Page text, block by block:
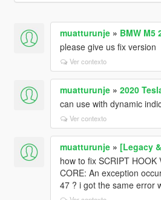
muatturunje» BMW M5
please give us fix version
Ver contexto
muatturunje» 2020
can use with dynamic
Ver contexto
muatturunje» [Legacy
how to fix SCRIPT HOOK
CORE: An exception
47 ? i got the same error